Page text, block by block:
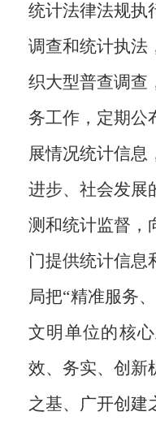
统计法律法规执
调查和统计执法
织大型普查调查
务工作，定期公
展情况统计信息
进步、社会发展
测和统计监督，
门提供统计信息
局把“精准服务
文明单位的核
效、务实、创新
之基、广开创建